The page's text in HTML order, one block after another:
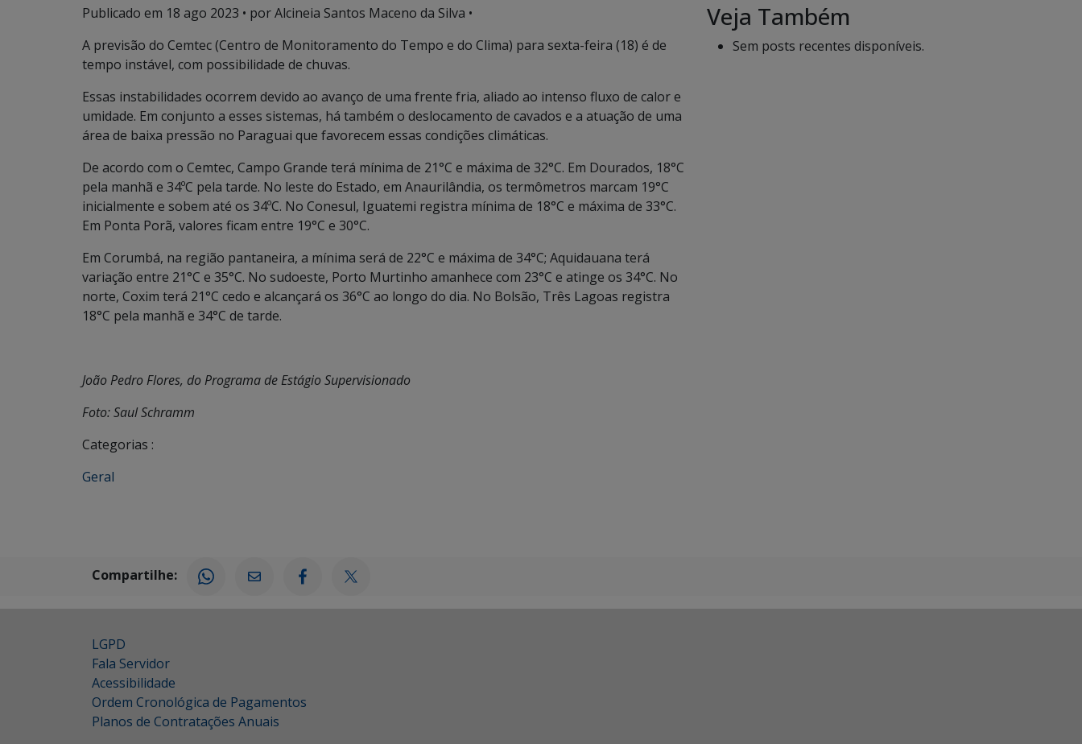
Publicado em 18 ago 2023 • por Alcineia Santos Maceno da Silva •
A previsão do Cemtec (Centro de Monitoramento do Tempo e do Clima) para sexta-feira (18) é de
tempo instável, com possibilidade de chuvas.
Essas instabilidades ocorrem devido ao avanço de uma frente fria, aliado ao intenso fluxo de calor e
umidade. Em conjunto a esses sistemas, há também o deslocamento de cavados e a atuação de uma
área de baixa pressão no Paraguai que favorecem essas condições climáticas.
De acordo com o Cemtec, Campo Grande terá mínima de 21°C e máxima de 32°C. Em Dourados, 18°C
pela manhã e 34ºC pela tarde. No leste do Estado, em Anaurilândia, os termômetros marcam 19°C
inicialmente e sobem até os 34ºC. No Conesul, Iguatemi registra mínima de 18°C e máxima de 33°C.
Em Ponta Porã, valores ficam entre 19°C e 30°C.
Em Corumbá, na região pantaneira, a mínima será de 22°C e máxima de 34°C; Aquidauana terá
variação entre 21°C e 35°C. No sudoeste, Porto Murtinho amanhece com 23°C e atinge os 34°C. No
norte, Coxim terá 21°C cedo e alcançará os 36°C ao longo do dia. No Bolsão, Três Lagoas registra
18°C pela manhã e 34°C de tarde.
João Pedro Flores, do Programa de Estágio Supervisionado
Foto: Saul Schramm
Categorias :
Geral
Veja Também
Sem posts recentes disponíveis.
Compartilhe:
LGPD
Fala Servidor
Acessibilidade
Ordem Cronológica de Pagamentos
Planos de Contratações Anuais